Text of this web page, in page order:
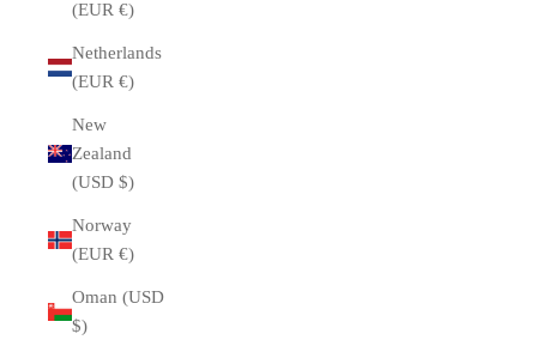
(EUR €)
Netherlands
(EUR €)
New
Zealand
(USD $)
Norway
(EUR €)
Oman (USD
$)